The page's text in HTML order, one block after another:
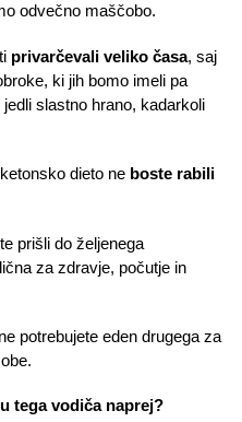
odvečno maščobo.
privarčevali veliko časa, saj
ki jih bomo imeli pa
slastno hrano, kadarkoli
dieto ne boste rabili
prišli do željenega
za zdravje, počutje in
potrebujete eden drugega za
tega vodiča naprej?